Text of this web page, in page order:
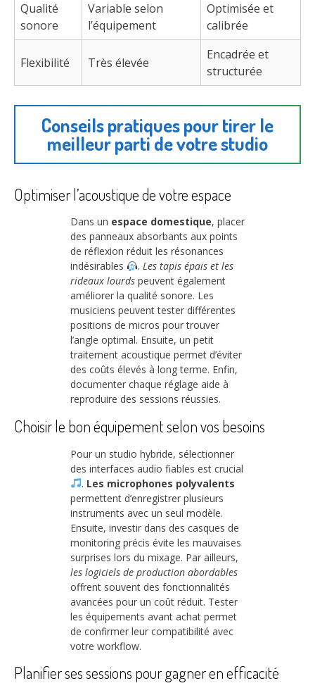
Qualité
sonore
Variable selon
l’équipement
Optimisée et
calibrée
Flexibilité Très élevée
Encadrée et
structurée
Conseils pratiques pour tirer le
meilleur parti de votre studio
Optimiser l’acoustique de votre espace
Dans un espace domestique, placer
des panneaux absorbants aux points
de réflexion réduit les résonances
indésirables
. Les tapis épais et les
rideaux lourds peuvent également
améliorer la qualité sonore. Les
musiciens peuvent tester différentes
positions de micros pour trouver
l’angle optimal. Ensuite, un petit
traitement acoustique permet d’éviter
des coûts élevés à long terme. Enfin,
documenter chaque réglage aide à
reproduire des sessions réussies.
Choisir le bon équipement selon vos besoins
Pour un studio hybride, sélectionner
des interfaces audio fiables est crucial
. Les microphones polyvalents
permettent d’enregistrer plusieurs
instruments avec un seul modèle.
Ensuite, investir dans des casques de
monitoring précis évite les mauvaises
surprises lors du mixage. Par ailleurs,
les logiciels de production abordables
offrent souvent des fonctionnalités
avancées pour un coût réduit. Tester
les équipements avant achat permet
de confirmer leur compatibilité avec
votre workflow.
Planifier ses sessions pour gagner en efficacité